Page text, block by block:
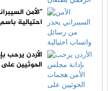
"الأمن
احتيالية
الأردن يرحب
الحوثيين